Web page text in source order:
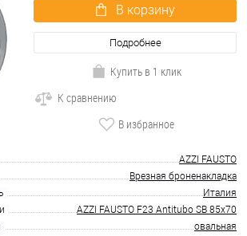
В корзину
Подробнее
Купить в 1 клик
К сравнению
В избранное
AZZI FAUSTO
Врезная броненакладка
Италия
AZZI FAUSTO F23 Antitubo SB 85x70
овальная